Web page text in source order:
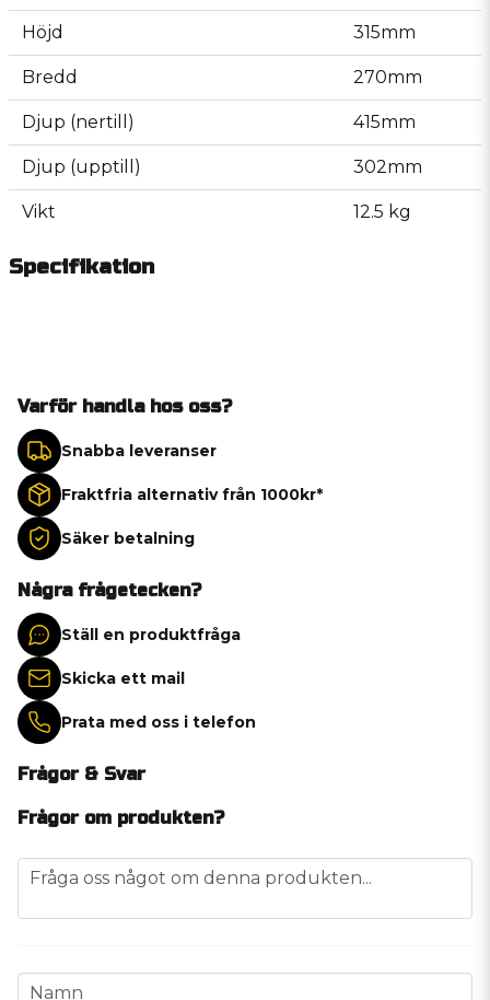
Höjd 315mm
Bredd 270mm
Djup (nertill) 415mm
Djup (upptill) 302mm
Vikt 12.5 kg
Specifikation
Varför handla hos oss?
Snabba leveranser
Fraktfria alternativ från 1000kr*
Säker betalning
Några frågetecken?
Ställ en produktfråga
Skicka ett mail
Prata med oss i telefon
Frågor & Svar
Frågor om produkten?
question
Fråga oss något om denna produkten...
name
Namn